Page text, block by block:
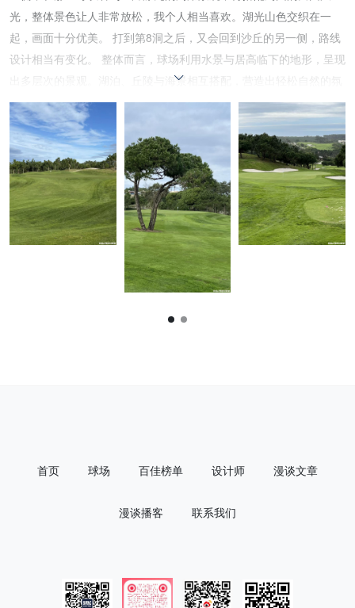
光，整体景色让人非常放松，我个人相当喜欢。湖光山色交织在一
起，画面十分优美。 打到第8洞之后，又会回到沙丘的另一侧，路线
设计相当有变化。 整体而言，球场利用水景与居高临下的地形，呈现
出多层次的景观。湖泊、丘陵与海景相互搭配，营造出轻松自然的氛
细微的起伏。最特别的是，它的设计风格与里斯本或银色海岸其他球
场不太相同，因此显得相当独特。
首页 球场 百佳榜单 设计师 漫谈文章
漫谈播客 联系我们